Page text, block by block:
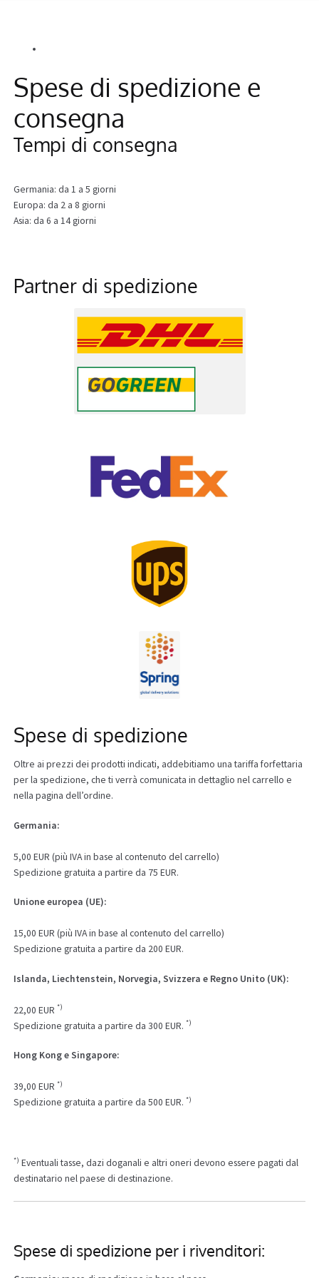
Spese di spedizione e
consegna
Tempi di consegna
Germania: da 1 a 5 giorni
Europa: da 2 a 8 giorni
Asia: da 6 a 14 giorni
Partner di spedizione
Spese di spedizione
Oltre ai prezzi dei prodotti indicati, addebitiamo una tariffa forfettaria
per la spedizione, che ti verrà comunicata in dettaglio nel carrello e
nella pagina dell’ordine.
Germania:
5,00 EUR (più IVA in base al contenuto del carrello)
Spedizione gratuita a partire da 75 EUR.
Unione europea (UE):
15,00 EUR (più IVA in base al contenuto del carrello)
Spedizione gratuita a partire da 200 EUR.
Islanda, Liechtenstein, Norvegia, Svizzera e Regno Unito (UK):
22,00 EUR *)
Spedizione gratuita a partire da 300 EUR. *)
Hong Kong e Singapore:
39,00 EUR*)
Spedizione gratuita a partire da 500 EUR.*)
*) Eventuali tasse, dazi doganali e altri oneri devono essere pagati dal
destinatario nel paese di destinazione.
Spese di spedizione per i rivenditori: